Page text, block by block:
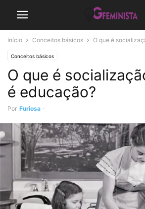
Início Conceitos básicos O que é
Conceitos básicos
O que é
é educação?
Por Furiosa -